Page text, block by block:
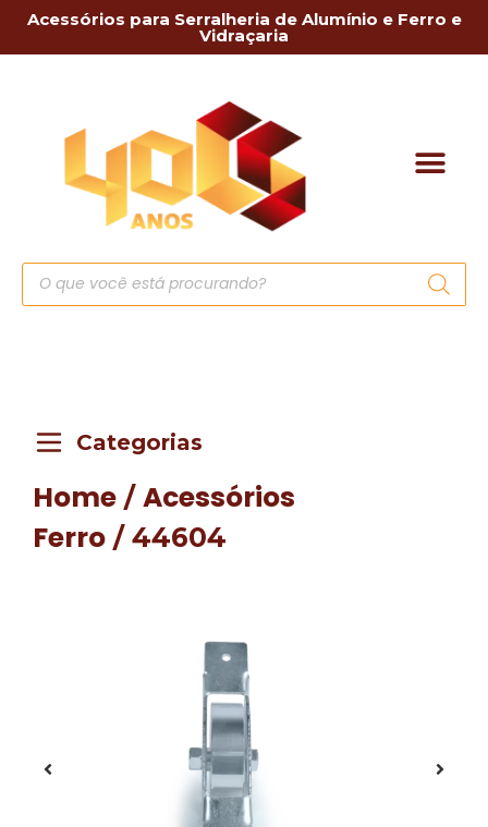
Acessórios para Serralheria de Alumínio e Ferro e
Vidraçaria
Categorias
Home / Acessórios
Ferro / 44604